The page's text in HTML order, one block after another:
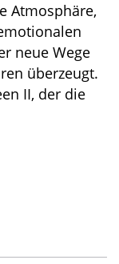
Atmosphäre,
neue Wege
überzeugt.
II, der die